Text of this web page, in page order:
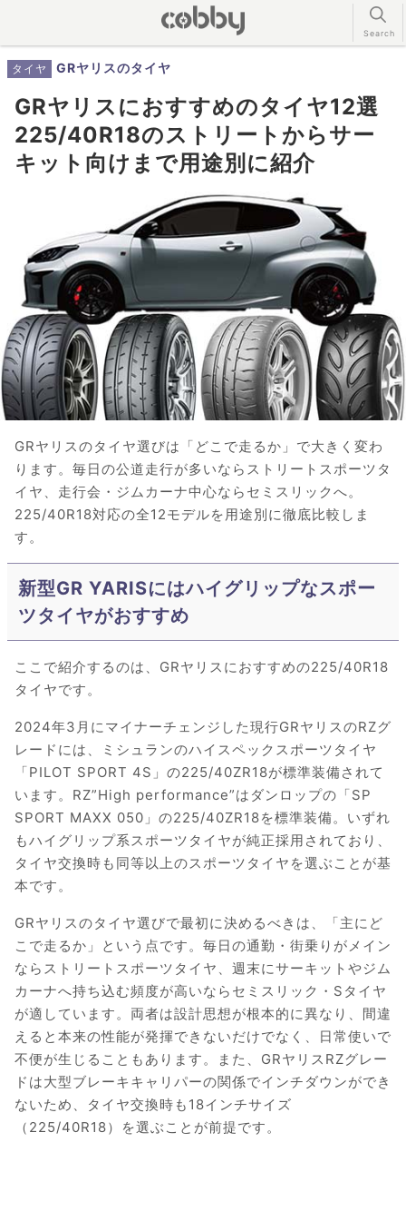
タイヤ GRヤリスのタイヤ
GRヤリスにおすすめのタイヤ12選
225/40R18のストリートからサー
キット向けまで用途別に紹介
GRヤリスのタイヤ選びは「どこで走るか」で大きく変わ
ります。毎日の公道走行が多いならストリートスポーツタ
イヤ、走行会・ジムカーナ中心ならセミスリックへ。
225/40R18対応の全12モデルを用途別に徹底比較しま
す。
新型GR YARISにはハイグリップなスポー
ツタイヤがおすすめ
ここで紹介するのは、GRヤリスにおすすめの225/40R18
タイヤです。
2024年3月にマイナーチェンジした現行GRヤリスのRZグ
レードには、ミシュランのハイスペックスポーツタイヤ
「PILOT SPORT 4S」の225/40ZR18が標準装備されて
います。RZ”High performance”はダンロップの「SP
SPORT MAXX 050」の225/40ZR18を標準装備。いずれ
もハイグリップ系スポーツタイヤが純正採用されており、
タイヤ交換時も同等以上のスポーツタイヤを選ぶことが基
本です。
GRヤリスのタイヤ選びで最初に決めるべきは、「主にど
こで走るか」という点です。毎日の通勤・街乗りがメイン
ならストリートスポーツタイヤ、週末にサーキットやジム
カーナへ持ち込む頻度が高いならセミスリック・Sタイヤ
が適しています。両者は設計思想が根本的に異なり、間違
えると本来の性能が発揮できないだけでなく、日常使いで
不便が生じることもあります。また、GRヤリスRZグレー
ドは大型ブレーキキャリパーの関係でインチダウンができ
ないため、タイヤ交換時も18インチサイズ
（225/40R18）を選ぶことが前提です。